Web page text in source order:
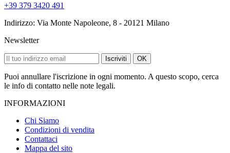
+39 379 3420 491
Indirizzo: Via Monte Napoleone, 8 - 20121 Milano
Newsletter
Iscriviti OK
Puoi annullare l'iscrizione in ogni momento. A questo scopo, cerca
le info di contatto nelle note legali.
INFORMAZIONI
Chi Siamo
Condizioni di vendita
Contattaci
Mappa del sito